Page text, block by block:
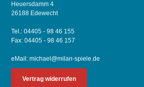
Heuersdamm 4
26188 Edewecht
Tel.: 04405 - 98 46 155
Fax: 04405 - 98 46 157
eMail:michael@milan-spiele.de
Vertrag widerrufen